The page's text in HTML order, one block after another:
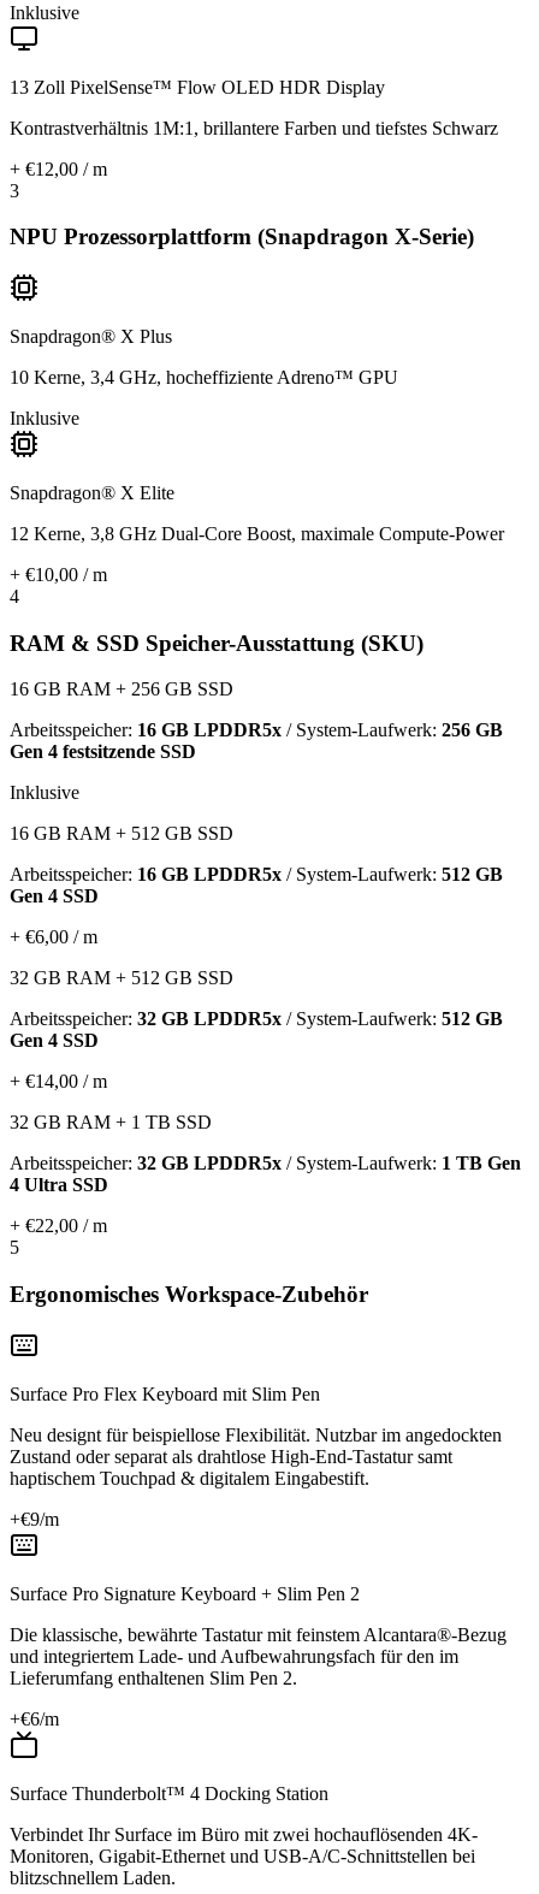
Inklusive
13 Zoll PixelSense™ Flow OLED HDR Display
Kontrastverhältnis 1M:1, brillantere Farben und tiefstes Schwarz
+ €12,00 / m
3
NPU Prozessorplattform (Snapdragon X-Serie)
Snapdragon® X Plus
10 Kerne, 3,4 GHz, hocheffiziente Adreno™ GPU
Inklusive
Snapdragon® X Elite
12 Kerne, 3,8 GHz Dual-Core Boost, maximale Compute-Power
+ €10,00 / m
4
RAM & SSD Speicher-Ausstattung (SKU)
16 GB RAM + 256 GB SSD
Arbeitsspeicher: 16 GB LPDDR5x / System-Laufwerk: 256 GB
Gen 4 festsitzende SSD
Inklusive
16 GB RAM + 512 GB SSD
Arbeitsspeicher: 16 GB LPDDR5x / System-Laufwerk: 512 GB
Gen 4 SSD
+ €6,00 / m
32 GB RAM + 512 GB SSD
Arbeitsspeicher: 32 GB LPDDR5x / System-Laufwerk: 512 GB
Gen 4 SSD
+ €14,00 / m
32 GB RAM + 1 TB SSD
Arbeitsspeicher: 32 GB LPDDR5x / System-Laufwerk: 1 TB Gen
4 Ultra SSD
+ €22,00 / m
5
Ergonomisches Workspace-Zubehör
Surface Pro Flex Keyboard mit Slim Pen
Neu designt für beispiellose Flexibilität. Nutzbar im angedockten
Zustand oder separat als drahtlose High-End-Tastatur samt
haptischem Touchpad & digitalem Eingabestift.
+€9/m
Surface Pro Signature Keyboard + Slim Pen 2
Die klassische, bewährte Tastatur mit feinstem Alcantara®-Bezug
und integriertem Lade- und Aufbewahrungsfach für den im
Lieferumfang enthaltenen Slim Pen 2.
+€6/m
Surface Thunderbolt™ 4 Docking Station
Verbindet Ihr Surface im Büro mit zwei hochauflösenden 4K-
Monitoren, Gigabit-Ethernet und USB-A/C-Schnittstellen bei
blitzschnellem Laden.